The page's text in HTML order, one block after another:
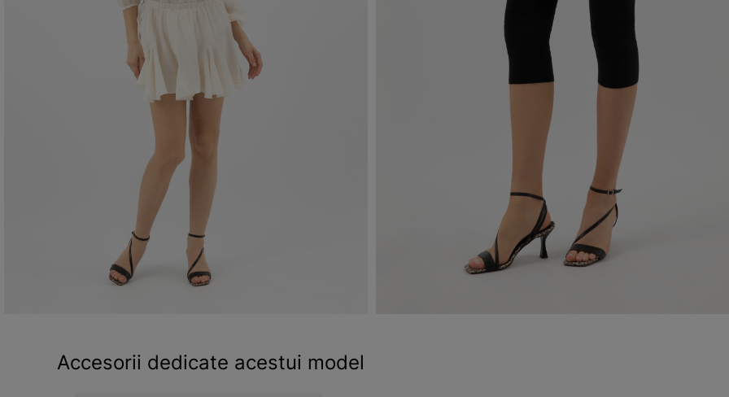
Accesorii dedicate acestui model